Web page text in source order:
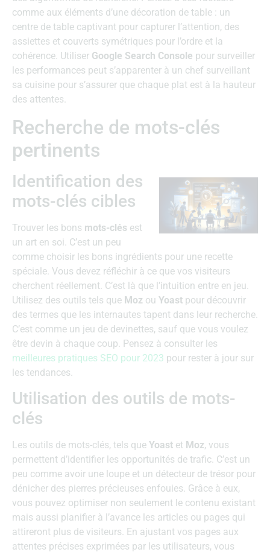
comme aux éléments d’une décoration de table : un
centre de table captivant pour capturer l’attention, des
assiettes et couverts symétriques pour l’ordre et la
cohérence. Utiliser Google Search Console pour surveiller
les performances peut s’apparenter à un chef surveillant
sa cuisine pour s’assurer que chaque plat est à la hauteur
des attentes.
Recherche de mots-clés
pertinents
Identification des
mots-clés cibles
Trouver les bons mots-clés est
un art en soi. C’est un peu
comme choisir les bons ingrédients pour une recette
spéciale. Vous devez réfléchir à ce que vos visiteurs
cherchent réellement. C’est là que l’intuition entre en jeu.
Utilisez des outils tels que Moz ou Yoast pour découvrir
des termes que les internautes tapent dans leur recherche.
C’est comme un jeu de devinettes, sauf que vous voulez
être devin à chaque coup. Pensez à consulter les
meilleures pratiques SEO pour 2023 pour rester à jour sur
les tendances.
Utilisation des outils de mots-
clés
Les outils de mots-clés, tels que Yoast et Moz, vous
permettent d’identifier les opportunités de trafic. C’est un
peu comme avoir une loupe et un détecteur de trésor pour
dénicher des pierres précieuses enfouies. Grâce à eux,
vous pouvez optimiser non seulement le contenu existant
mais aussi planifier à l’avance les articles ou pages qui
attireront plus de visiteurs. En ajustant vos pages aux
attentes précises exprimées par les utilisateurs, vous